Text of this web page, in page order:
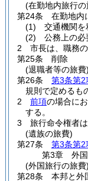
(在勤地内旅行の
第24条
在勤地内
(1)
交通機関を
(2)
公務上の必
2
市長は、職務
第25条
削除
(退職者等の旅費)
第26条
第3条第2
規則で定めるも
2
前項の場合に
する。
3
旅行命令権者
(遺族の旅費)
第27条
第3条第2
第3章
外
(外国旅行の旅費)
第28条
本邦と外